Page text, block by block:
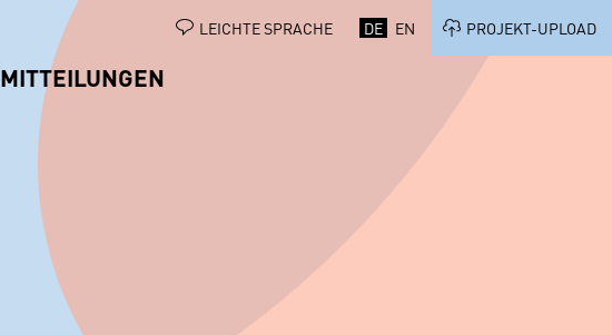
MITTEILUNGEN
LEICHTE SPRACHE DE EN PROJEKT-UPLOAD